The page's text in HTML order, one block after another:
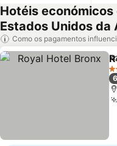
Hotéis
Estados Unidos da
Como os pagamentos
2